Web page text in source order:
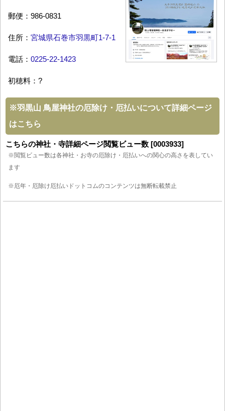
郵便：986-0831
住所： 宮城県石巻市羽黒町1-7-1
電話： 0225-22-1423
初穂料：?
※羽黒山 鳥屋神社の厄除け・厄払いについて詳細ページ
はこちら
こちらの神社・寺詳細ページ閲覧ビュー数 [0003933]
※閲覧ビュー数は各神社・お寺の厄除け・厄払いへの関心の高さを表してい
ます
※厄年・厄除け厄払いドットコムのコンテンツは無断転載禁止